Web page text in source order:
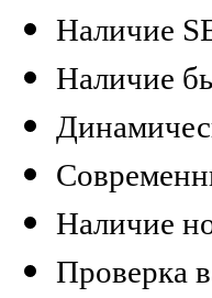
Наличие
Наличие
Наличие
Проверка